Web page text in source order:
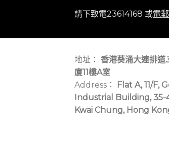
請下致電23614168 或電郵
地址： 香港葵涌大連排道
廈11樓A室
Address：
Flat A, 11/F,
Industrial Building, 35-
Kwai Chung, Hong